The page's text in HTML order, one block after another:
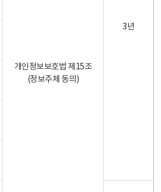
개인정보보호법 제15조
(정보주체 동의)
3년